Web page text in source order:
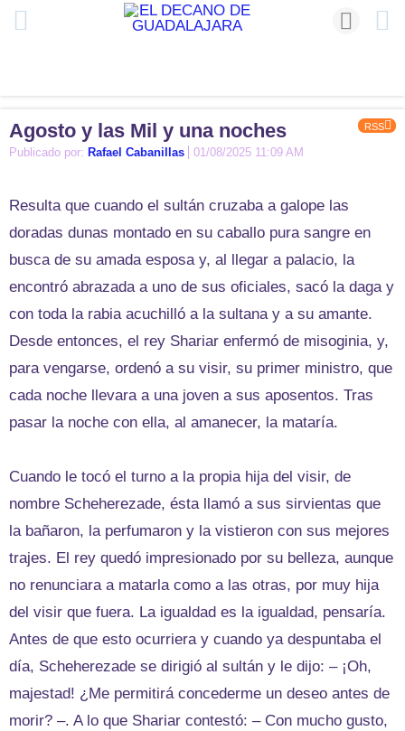
RSS
Agosto y las Mil y una noches
Publicado por: Rafael Cabanillas 01/08/2025 11:09 AM
Resulta que cuando el sultán cruzaba a galope las
doradas dunas montado en su caballo pura sangre en
busca de su amada esposa y, al llegar a palacio, la
encontró abrazada a uno de sus oficiales, sacó la daga y
con toda la rabia acuchilló a la sultana y a su amante.
Desde entonces, el rey Shariar enfermó de misoginia, y,
para vengarse, ordenó a su visir, su primer ministro, que
cada noche llevara a una joven a sus aposentos. Tras
pasar la noche con ella, al amanecer, la mataría.
Cuando le tocó el turno a la propia hija del visir, de
nombre Scheherezade, ésta llamó a sus sirvientas que
la bañaron, la perfumaron y la vistieron con sus mejores
trajes. El rey quedó impresionado por su belleza, aunque
no renunciara a matarla como a las otras, por muy hija
del visir que fuera. La igualdad es la igualdad, pensaría.
Antes de que esto ocurriera y cuando ya despuntaba el
día, Scheherezade se dirigió al sultán y le dijo: – ¡Oh,
majestad! ¿Me permitirá concederme un deseo antes de
morir? –. A lo que Shariar contestó: – Con mucho gusto,